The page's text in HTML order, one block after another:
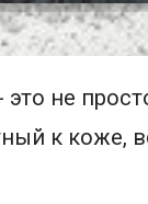
не
к коже,